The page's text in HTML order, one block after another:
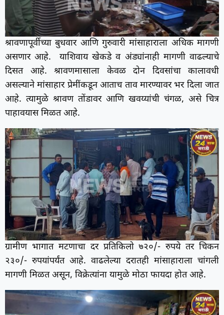
श्रावणापूर्वीच्या बुधवार आणि गुरुवारी मांसाहाराला अधिक मागणी
असणार आहे. याशिवाय खेकडे व अंड्यांनाही मागणी वाढल्याचे
दिसत आहे. श्रावणमासाला केवळ दोन दिवसांचा कालावधी
असल्याने मांसाहार प्रेमींकडून आताच ताव मारण्यावर भर दिला जात
आहे. त्यामुळे श्रावण तोंडावर आणि खवय्यांची चंगळ, असे चित्र
पाहावयास मिळत आहे.
ग्रामीण भागात मटणाचा दर प्रतिकिलो ७२०/- रुपये तर चिकन
२३०/- रुपयांपर्यंत आहे. वाढलेल्या दरातही मांसाहाराला चांगली
मागणी मिळत असून, विक्रेत्यांना यामुळे मोठा फायदा होत आहे.